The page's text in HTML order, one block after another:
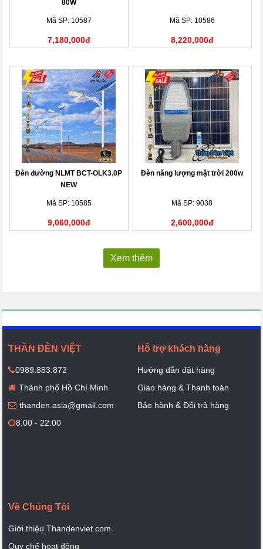
80W
Mã SP: 10587
7,180,000đ
Mã SP: 10586
8,220,000đ
Đèn đường NLMT BCT-OLK3.0P
NEW
Mã SP: 10585
9,060,000đ
Đèn năng lượng mặt trời 200w
Mã SP: 9038
2,600,000đ
Xem thêm
THẦN ĐÈN VIỆT
0989.883.872
Thành phố Hồ Chí Minh
thanden.asia@gmail.com
8:00 - 22:00
Hỗ trợ khách hàng
Hướng dẫn đặt hàng
Giao hàng & Thanh toán
Bảo hành & Đổi trả hàng
Về Chúng Tôi
Giới thiệu Thandenviet.com
Quy chế hoạt động